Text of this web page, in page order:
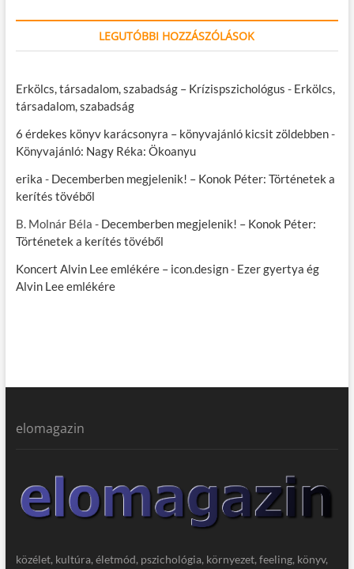
LEGUTÓBBI HOZZÁSZÓLÁSOK
Erkölcs, társadalom, szabadság – Krízispszichológus - Erkölcs,
társadalom, szabadság
6 érdekes könyv karácsonyra – könyvajánló kicsit zöldebben-
Könyvajánló: Nagy Réka: Ökoanyu
erika - Decemberben megjelenik! – Konok Péter: Történetek a
kerítés tövéből
B. Molnár Béla - Decemberben megjelenik! – Konok Péter:
Történetek a kerítés tövéből
Koncert Alvin Lee emlékére – icon.design- Ezer gyertya ég
Alvin Lee emlékére
elomagazin
közélet, kultúra, életmód, pszichológia, környezet, feeling, könyv,